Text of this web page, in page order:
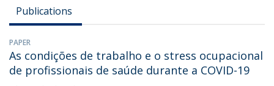
Publications
PAPER
As condições de trabalho e o stress ocupacional
de profissionais de saúde durante a COVID-19